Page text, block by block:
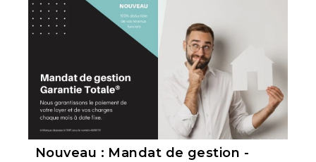
Nouveau : Mandat de gestion -